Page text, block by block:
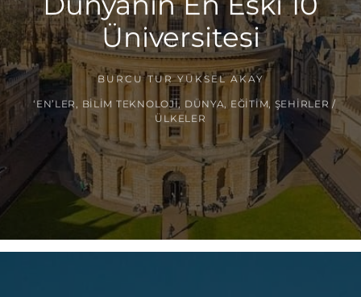
Üniversitesi
BURCU TUR YÜKSEL AKAY
‘EN’LER BILIM TEKNOLOJI, DÜNYA EĞITIM ŞEHIRLER /
ÜLKELER